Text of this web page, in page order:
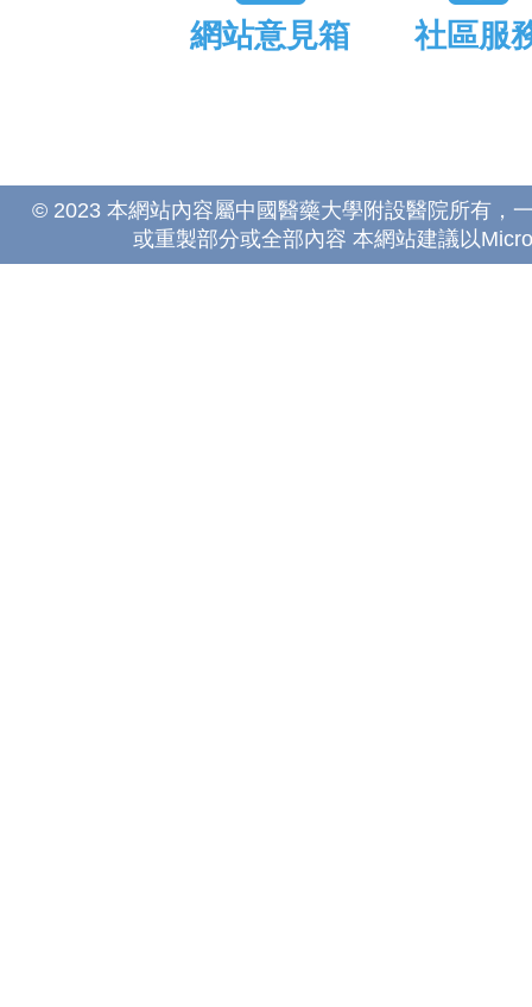
網站意見箱 社區服
© 2023 本網站內容屬中國醫藥大學附設醫院所有，
或重製部分或全部內容 本網站建議以